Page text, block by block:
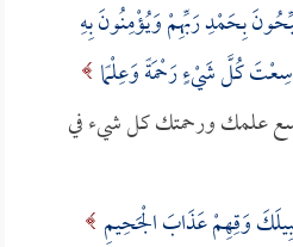
بِحَمْدِ رَبِّهِمْ وَيُؤْمِنُونَ بِهِ
كُلَّ شَيْءٍ رَحْمَةً وَعِلْمًا
وسع علمك ورحمتك كل شيء في
وَقِهِمْ عَذَابَ الْجَحِيمِ